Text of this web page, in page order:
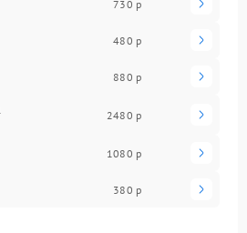
730 р
480 р
880 р
2480 р
1080 р
380 р